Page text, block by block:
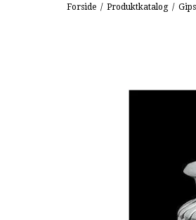
Forside / Produktkatalog /